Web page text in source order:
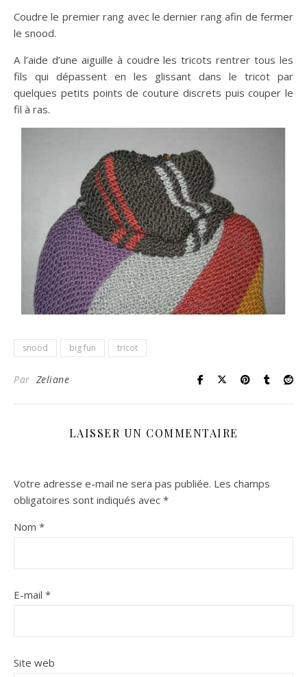
Coudre le premier rang avec le dernier rang afin de fermer
le snood.
A l’aide d’une aiguille à coudre les tricots rentrer tous les
fils qui dépassent en les glissant dans le tricot par
quelques petits points de couture discrets puis couper le
fil à ras.
snood big fun tricot
Par Zeliane
LAISSER UN COMMENTAIRE
Votre adresse e-mail ne sera pas publiée. Les champs
obligatoires sont indiqués avec *
Nom *
E-mail *
Site web